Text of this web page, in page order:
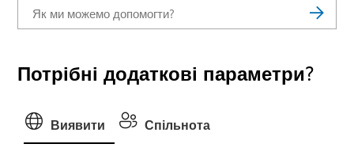
Потрібні додаткові параметри?
Виявити Спільнота